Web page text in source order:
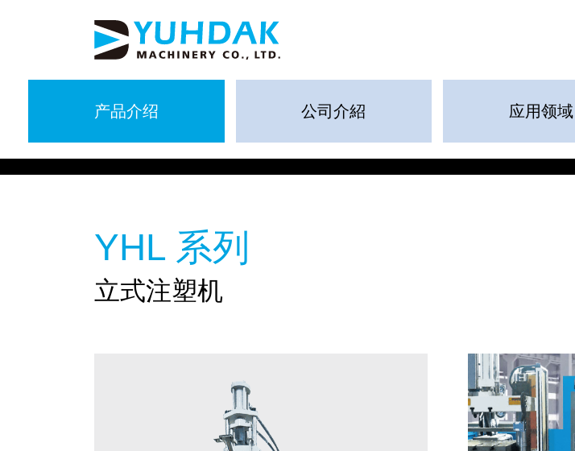
产品介绍 公司介紹 应用领域
YHL 系列
立式注塑机